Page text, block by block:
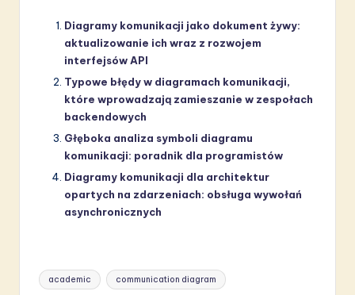
Diagramy komunikacji jako dokument żywy:
aktualizowanie ich wraz z rozwojem
interfejsów API
Typowe błędy w diagramach komunikacji,
które wprowadzają zamieszanie w zespołach
backendowych
Głęboka analiza symboli diagramu
komunikacji: poradnik dla programistów
Diagramy komunikacji dla architektur
opartych na zdarzeniach: obsługa wywołań
asynchronicznych
Tags:
academic communication diagram